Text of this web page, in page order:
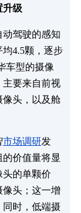
升级​
驾驶的感知
4.5颗，逐步
车型的摄像
主要来自前视
像头，以及舱
市场调研发
价值量将显
的单颗价
头；这一增
同时，低端摄